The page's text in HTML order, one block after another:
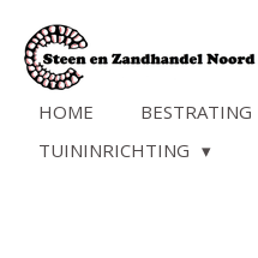
direct
naar
HOME BESTRATING
TUININRICHTING